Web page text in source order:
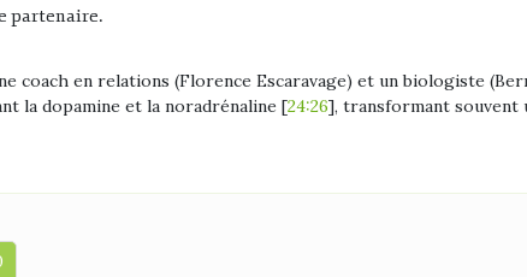
partenaire.
coach en relations (Florence Escaravage) et un biologiste
la dopamine et la noradrénaline [24:26], transformant souvent